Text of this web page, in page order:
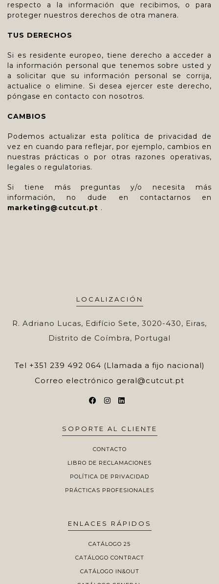
respecto a la información que recibimos, o para
proteger nuestros derechos de otra manera.
TUS DERECHOS
Si es residente europeo, tiene derecho a acceder a
la información personal que tenemos sobre usted y
a solicitar que su información personal se corrija,
actualice o elimine. Si desea ejercer este derecho,
póngase en contacto con nosotros.
CAMBIOS
Podemos actualizar esta política de privacidad de
vez en cuando para reflejar, por ejemplo, cambios en
nuestras prácticas o por otras razones operativas,
legales o regulatorias.
Si tiene más preguntas y/o necesita más
información, no dude en contactarnos en
marketing@cutcut.pt .
LOCALIZACIÓN
R. Adriano Lucas, Edifício Sete, 3020-430, Eiras,
Distrito de Coímbra, Portugal
Tel +351 239 492 064 (Llamada a fijo nacional)
Correo electrónico geral@cutcut.pt
SOPORTE AL CLIENTE
CONTACTO
LIBRO DE RECLAMACIONES
POLÍTICA DE PRIVACIDAD
PRÁCTICAS PROFESIONALES
ENLACES RÁPIDOS
CATÁLOGO 25
CATÁLOGO CONTRACT
CATÁLOGO IN&OUT